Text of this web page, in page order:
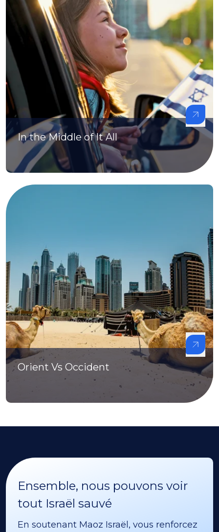
In the Middle of It All
Orient Vs Occident
Ensemble, nous pouvons voir
tout Israël sauvé
En soutenant Maoz Israël, vous renforcez